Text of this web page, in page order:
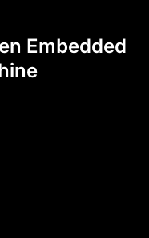
Embedded